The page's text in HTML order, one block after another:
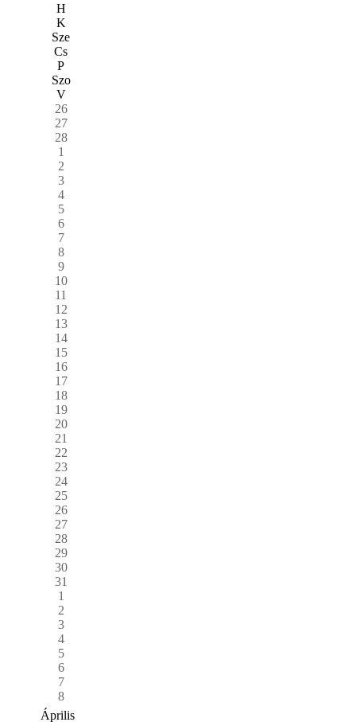
H
K
Sze
Cs
P
Szo
V
26
27
28
1
2
3
4
5
6
7
8
9
10
11
12
13
14
15
16
17
18
19
20
21
22
23
24
25
26
27
28
29
30
31
1
2
3
4
5
6
7
8
Április